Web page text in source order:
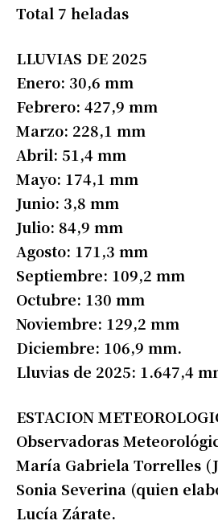
Total 7 heladas
LLUVIAS DE 2025
Enero: 30,6 mm
Febrero: 427,9 mm
Marzo: 228,1 mm
Abril: 51,4 mm
Mayo: 174,1 mm
Junio: 3,8 mm
Julio: 84,9 mm
Agosto: 171,3 mm
Septiembre: 109,2 mm
Octubre: 130 mm
Noviembre: 129,2 mm
Diciembre: 106,9 mm.
Lluvias de 2025: 1.647,4
ESTACION
Observadoras
María Gabriela Torrelles
Sonia Severina (quien
Lucía Zárate.